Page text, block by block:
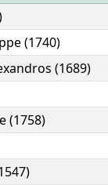
(1740)
(1689)
(1758)